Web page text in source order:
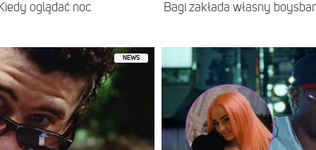
oglądać noc Bagi zakłada własny
NEWS